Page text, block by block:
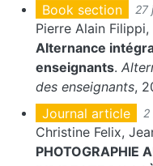
Book section 27
Pierre Alain
Alternance
enseignants.
des enseignants,
Journal article
2
Christine Felix,
PHOTOGRAPHIE